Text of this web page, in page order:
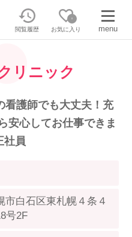
閲覧履歴
0
お気に入り menu
わせはこちら
合わせの内容を
ださい
求人を探す
キリング
リニック
看護師でも大丈夫！充
安心してお仕事できま
社員
市白石区東札幌４条４
号2F